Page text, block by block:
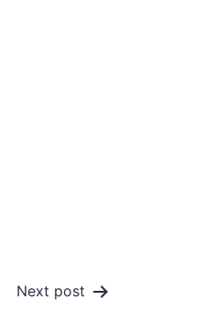
Next post